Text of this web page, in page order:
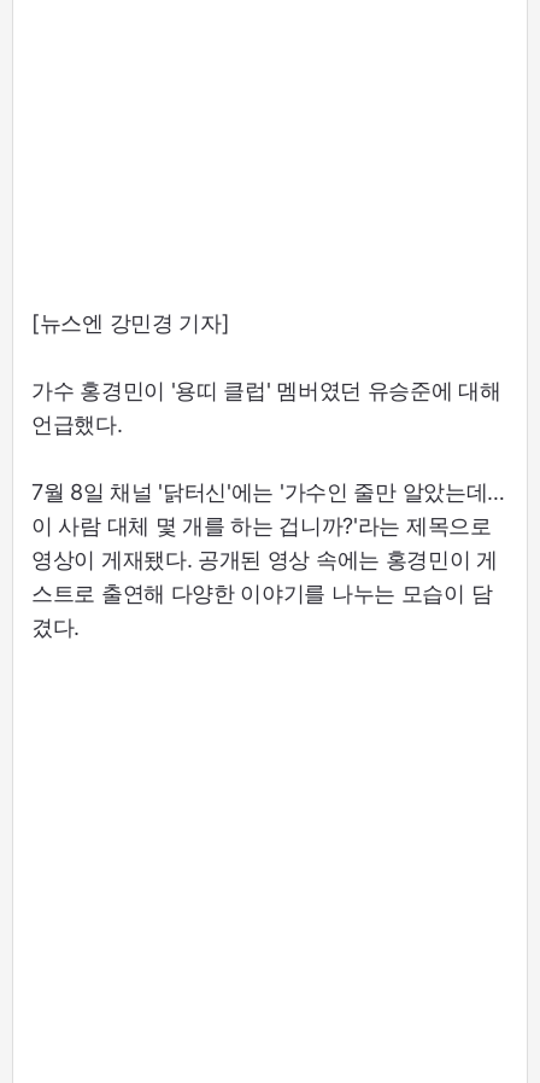
[뉴스엔 강민경 기자]
가수 홍경민이 '용띠 클럽' 멤버였던 유승준에 대해
언급했다.
7월 8일 채널 '닭터신'에는 '가수인 줄만 알았는데…
이 사람 대체 몇 개를 하는 겁니까?'라는 제목으로
영상이 게재됐다. 공개된 영상 속에는 홍경민이 게
스트로 출연해 다양한 이야기를 나누는 모습이 담
겼다.